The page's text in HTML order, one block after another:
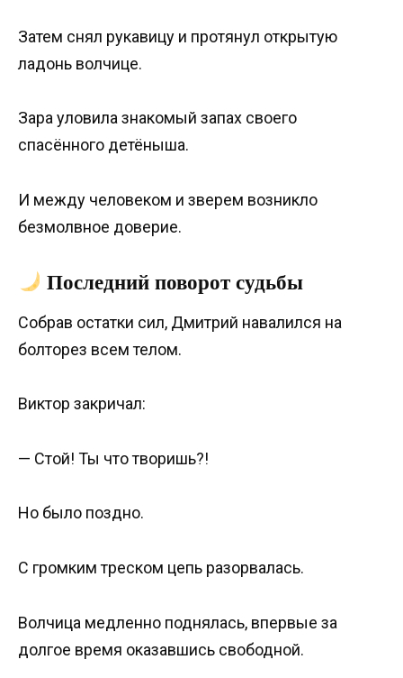
Затем снял рукавицу и протянул открытую
ладонь волчице.
Зара уловила знакомый запах своего
спасённого детёныша.
И между человеком и зверем возникло
безмолвное доверие.
Последний поворот судьбы
Собрав остатки сил, Дмитрий навалился на
болторез всем телом.
Виктор закричал:
— Стой! Ты что творишь?!
Но было поздно.
С громким треском цепь разорвалась.
Волчица медленно поднялась, впервые за
долгое время оказавшись свободной.